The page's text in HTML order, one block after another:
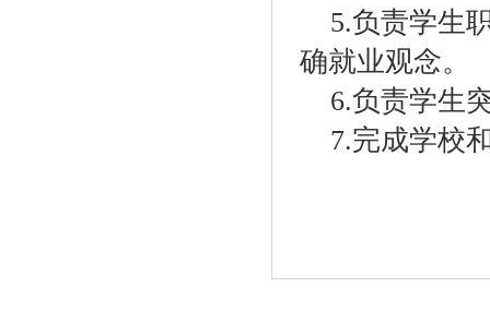
5.负责学生
确就业观念。
6.负责学生
7.完成学校